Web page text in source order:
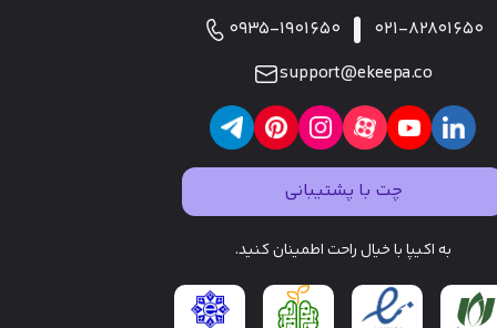
021-82801650
0935-1901650
support@ekeepa.co
چت با پشتیبانی
به اکیپا با خیال راحت اطمینان کنید.